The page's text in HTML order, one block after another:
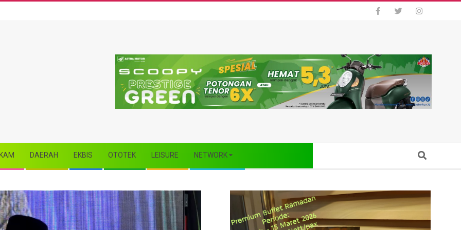
DAERAH EKBIS OTOTEK LEISURE NETWORK Search